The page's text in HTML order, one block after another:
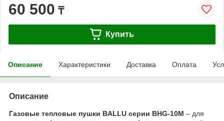
60 500 ₸
Купить
Описание Характеристики Доставка Оплата
Описание
Газовые тепловые пушки BALLU серии BHG-10M – для